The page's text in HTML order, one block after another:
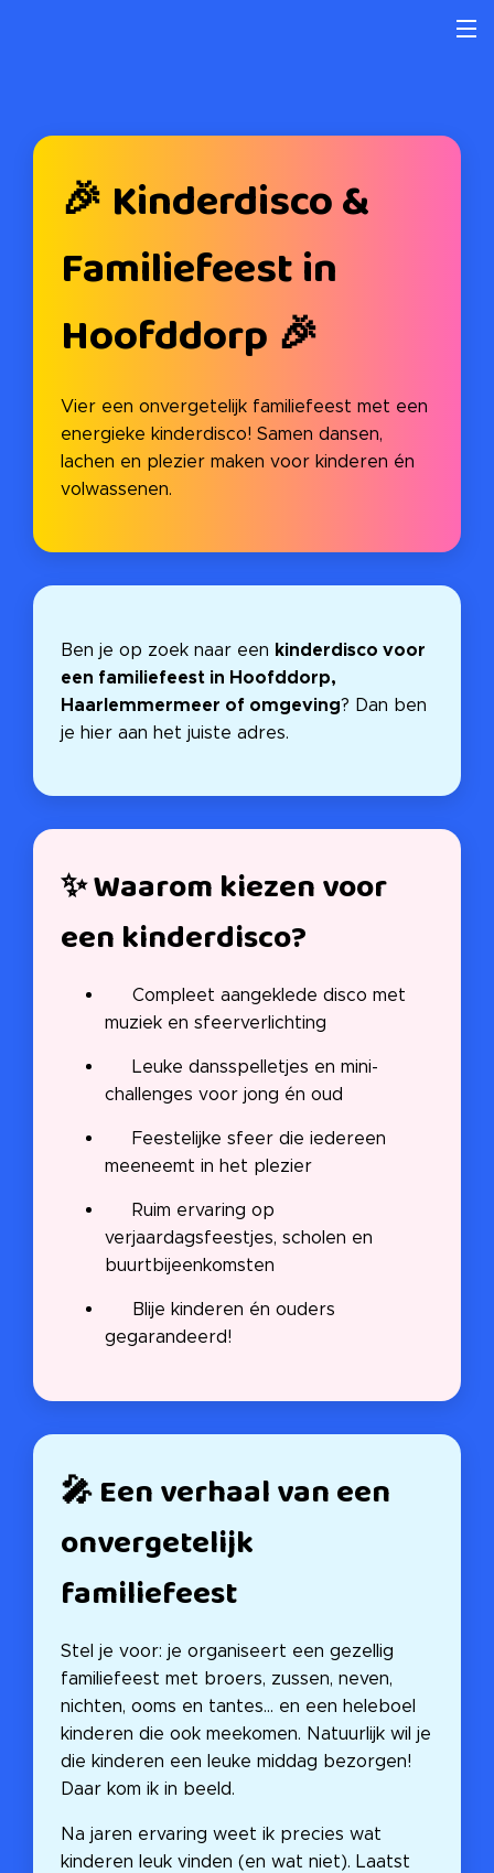
🎉 Kinderdisco &
Familiefeest in
Hoofddorp 🎉
Vier een onvergetelijk familiefeest met een
energieke kinderdisco! Samen dansen,
lachen en plezier maken voor kinderen én
volwassenen. 🕺💃🎶
Ben je op zoek naar een kinderdisco voor
een familiefeest in Hoofddorp,
Haarlemmermeer of omgeving? Dan ben
je hier aan het juiste adres.
✨ Waarom kiezen voor
een kinderdisco?
🎵 Compleet aangeklede disco met
muziek en sfeerverlichting
🕹️ Leuke dansspelletjes en mini-
challenges voor jong én oud
💡 Feestelijke sfeer die iedereen
meeneemt in het plezier
🏠 Ruim ervaring op
verjaardagsfeestjes, scholen en
buurtbijeenkomsten
⭐ Blije kinderen én ouders
gegarandeerd!
🎤 Een verhaal van een
onvergetelijk
familiefeest
Stel je voor: je organiseert een gezellig
familiefeest met broers, zussen, neven,
nichten, ooms en tantes... en een heleboel
kinderen die ook meekomen. Natuurlijk wil je
die kinderen een leuke middag bezorgen!
Daar kom ik in beeld. 😊
Na jaren ervaring weet ik precies wat
kinderen leuk vinden (en wat niet). Laatst